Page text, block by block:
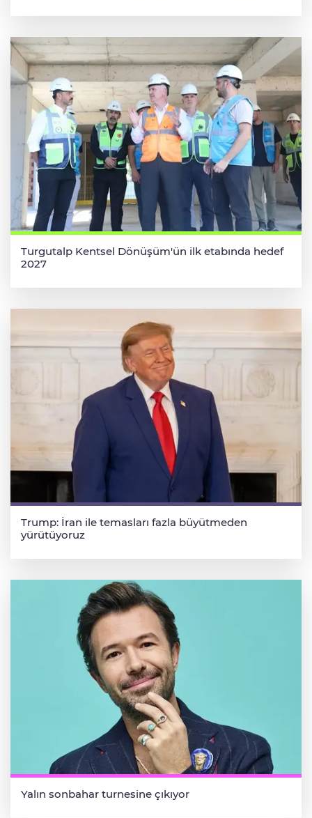
Turgutalp Kentsel Dönüşüm'ün ilk etabında hedef
2027
Trump: İran ile temasları fazla büyütmeden
yürütüyoruz
Yalın sonbahar turnesine çıkıyor